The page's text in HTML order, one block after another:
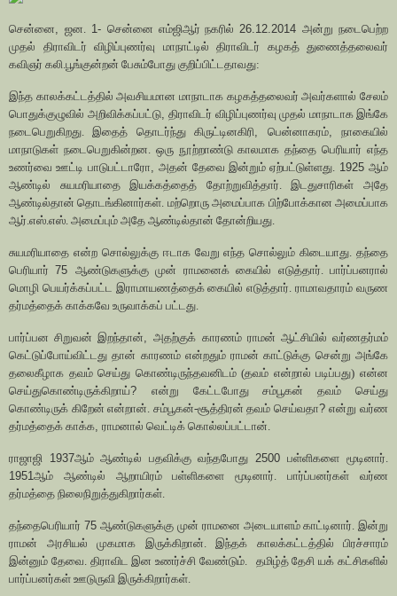
சென்னை ஜன. 1- சென்னை எம்ஜிஆர் நகரில் 26.12.2014அன்று நடைபெற்ற
முதல் திராவிடர் விழிப்புணர்வு மாநாட்டில் திராவிடர் கழகத் துணைத்தலைவர்
கவிஞர் கலி.பூங்குன்றன் பேசும்போது குறிப்பிட்டதாவது:
இந்த காலக்கட்டத்தில் அவசியமான மாநாடாக கழகத்தலைவர் அவர்களால் சேலம்
பொதுக்குழுவில் அறிவிக்கப்பட்டு, திராவிடர் விழிப்புணர்வு முதல் மாநாடாக இங்கே
நடைபெறுகிறது. இதைத் தொடர்ந்து கிருட்டினகிரி
பென்னாகரம்,நாகையில்
மாநாடுகள் நடைபெறுகின்றன. ஒரு நூற்றாண்டு காலமாக தந்தை பெரியார் எந்த
உணர்வை ஊட்டி பாடுபட்டாரோ ,அதன் தேவை இன்றும் ஏற்பட்டுள்ளது. 1925 ஆம்
ஆண்டில் சுயமரியாதை இயக்கத்தைத் தோற்றுவித்தார். இடதுசாரிகள் அதே
ஆண்டில்தான் தொடங்கினார்கள். மற்றொரு அமைப்பாக பிற்போக்கான அமைப்பாக
ஆர்.எஸ்.எஸ். அமைப்பும் அதே ஆண்டில்தான் தோன்றியது.
சுயமரியாதை என்ற சொல்லுக்கு ஈடாக வேறு எந்த சொல்லும் கிடையாது. தந்தை
பெரியார்75 ஆண்டுகளுக்கு முன் ராமனைக் கையில் எடுத்தார். பார்ப்பனரால்
மொழி பெயர்க்கப்பட்ட இராமாயணத்தைக் கையில் எடுத்தார். ராமாவதாரம் வருண
தர்மத்தைக் காக்கவே உருவாக்கப் பட்டது.
பார்ப்பன சிறுவன் இறந்தான் ,அதற்குக் காரணம் ராமன் ஆட்சியில் வர்ணதர்மம்
கெட்டுப்போய்விட்டது தான் காரணம் என்றதும் ராமன் காட்டுக்கு சென்று அங்கே
தலைகீழாக தவம் செய்து கொண்டிருந்தவனிடம் (தவம் என்றால் படிப்பது) என்ன
செய்துகொண்டிருக்கிறாய்? என்று கேட்டபோது சம்பூகன் தவம் செய்து
கொண்டிருக் கிறேன் என்றான். சம்பூகன்-சூத்திரன் தவம் செய்வதா?என்று வர்ண
தர்மத்தைக் காக்க ராமனால் வெட்டிக் கொல்லப்பட்டான்.
ராஜாஜி 1937ஆம் ஆண்டில் பதவிக்கு வந்தபோது 2500பள்ளிகளை மூடினார்.
1951 ஆம் ஆண்டில் ஆறாயிரம் பள்ளிகளை மூடினார். பார்ப்பனர்கள் வர்ண
தர்மத்தை நிலைநிறுத்துகிறார்கள்.
தந்தைபெரியார் 75ஆண்டுகளுக்கு முன் ராமனை அடையாளம் காட்டினார். இன்று
ராமன் அரசியல் முகமாக இருக்கிறான். இந்தக் காலக்கட்டத்தில் பிரச்சாரம்
இன்னும் தேவை. திராவிட இன உணர்ச்சி வேண்டும்.
தமிழ்த் தேசி யக் கட்சிகளில்
பார்ப்பனர்கள் ஊடுருவி இருக்கிறார்கள்.